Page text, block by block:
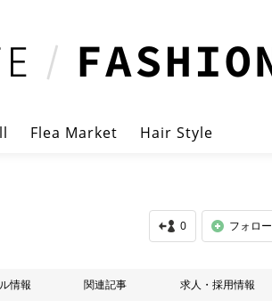
Flea Market Hair Style
0 フォロー
情報 関連記事 求人・採用情報